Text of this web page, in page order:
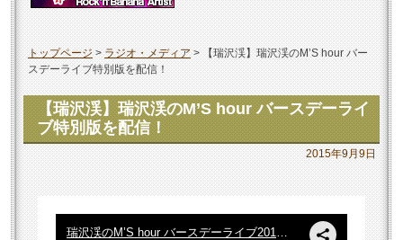
トップページ>ラジオ・メディア>【瑞沢渓】瑞沢渓のM’S hour バー
スデーライブ特別版を配信！
【瑞沢渓】瑞沢渓のM’S hour バースデーライ
ブ特別版を配信！
2015年9月9日